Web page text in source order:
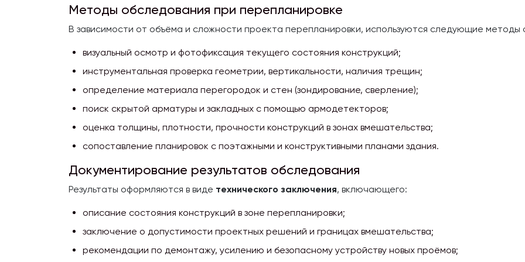
Методы обследования при перепланировке
В зависимости от объёма и сложности проекта перепланировки, используются следующие методы
визуальный осмотр и фотофиксация текущего состояния конструкций;
инструментальная проверка геометрии, вертикальности, наличия трещин;
определение материала перегородок и стен (зондирование, сверление);
поиск скрытой арматуры и закладных с помощью армодетекторов;
оценка толщины, плотности, прочности конструкций в зонах вмешательства;
сопоставление планировок с поэтажными и конструктивными планами здания.
Документирование результатов обследования
Результаты оформляются в виде технического заключения, включающего:
описание состояния конструкций в зоне перепланировки;
заключение о допустимости проектных решений и границах вмешательства;
рекомендации по демонтажу, усилению и безопасному устройству новых проёмов;